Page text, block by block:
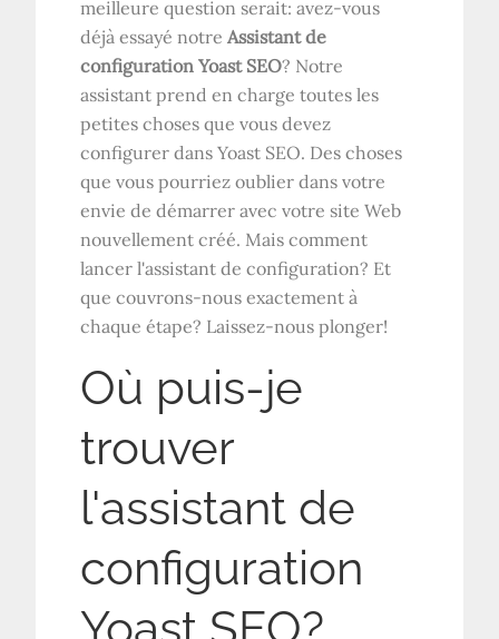
meilleure question serait: avez-vous
déjà essayé notreAssistant de
configuration Yoast SEO? Notre
assistant prend en charge toutes les
petites choses que vous devez
configurer dans Yoast SEO. Des choses
que vous pourriez oublier dans votre
envie de démarrer avec votre site Web
nouvellement créé. Mais comment
lancer l'assistant de configuration? Et
que couvrons-nous exactement à
chaque étape? Laissez-nous plonger!
Où puis-je
trouver
l'assistant de
configuration
Yoast SEO?